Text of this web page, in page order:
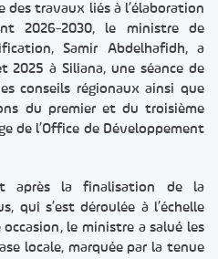
des travaux liés à l’élaboration
2026-2030, le ministre de
Samir Abdelhafidh, a
2025 à Siliana, une séance de
conseils régionaux ainsi que
du premier et du troisième
de l’Office de Développement
après la finalisation de la
qui s’est déroulée à l’échelle
le ministre a salué les
locale, marquée par la tenue